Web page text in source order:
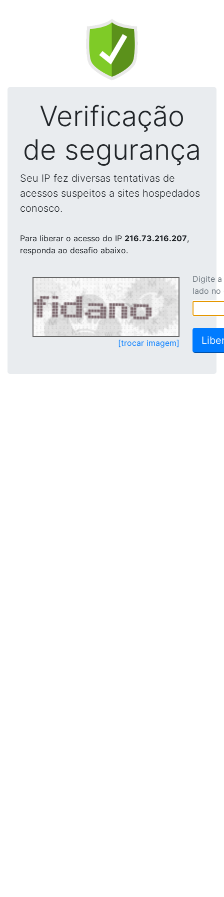
Verificação
de segurança
Seu IP fez diversas tentativas de
acessos suspeitos a sites hospedados
conosco.
Para liberar o acesso do IP 216.73.216.207,
responda ao desafio abaixo.
[trocar imagem]
Digite
lado no